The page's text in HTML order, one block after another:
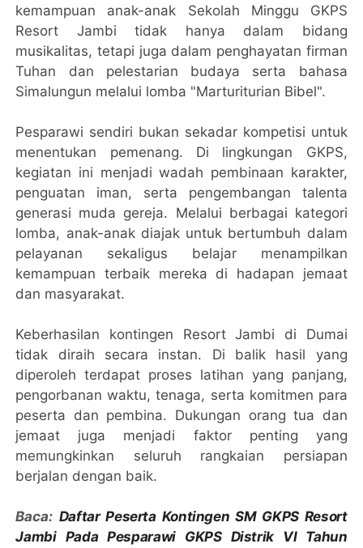
kemampuan anak-anak Sekolah Minggu GKPS
Resort Jambi tidak hanya dalam bidang
musikalitas, tetapi juga dalam penghayatan firman
Tuhan dan pelestarian budaya serta bahasa
Simalungun melalui lomba "Marturiturian Bibel".
Pesparawi sendiri bukan sekadar kompetisi untuk
menentukan pemenang. Di lingkungan GKPS,
kegiatan ini menjadi wadah pembinaan karakter,
penguatan iman, serta pengembangan talenta
generasi muda gereja. Melalui berbagai kategori
lomba, anak-anak diajak untuk bertumbuh dalam
pelayanan sekaligus belajar menampilkan
kemampuan terbaik mereka di hadapan jemaat
dan masyarakat.
Keberhasilan kontingen Resort Jambi di Dumai
tidak diraih secara instan. Di balik hasil yang
diperoleh terdapat proses latihan yang panjang,
pengorbanan waktu, tenaga, serta komitmen para
peserta dan pembina. Dukungan orang tua dan
jemaat juga menjadi faktor penting yang
memungkinkan seluruh rangkaian persiapan
berjalan dengan baik.
Baca: Daftar Peserta Kontingen SM GKPS Resort
Jambi Pada Pesparawi GKPS Distrik VI Tahun